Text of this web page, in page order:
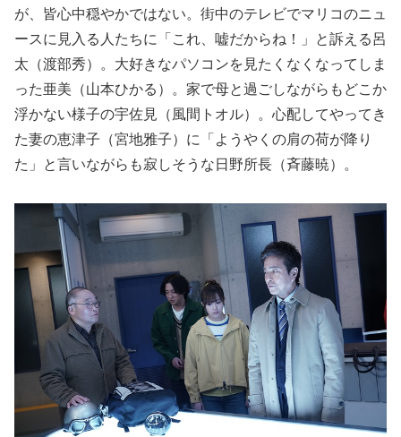
が、皆心中穏やかではない。街中のテレビでマリコのニュ
ースに見入る人たちに「これ、嘘だからね！」と訴える呂
太（渡部秀）。大好きなパソコンを見たくなくなってしま
った亜美（山本ひかる）。家で母と過ごしながらもどこか
浮かない様子の宇佐見（風間トオル）。心配してやってき
た妻の恵津子（宮地雅子）に「ようやくの肩の荷が降り
た」と言いながらも寂しそうな日野所長（斉藤暁）。